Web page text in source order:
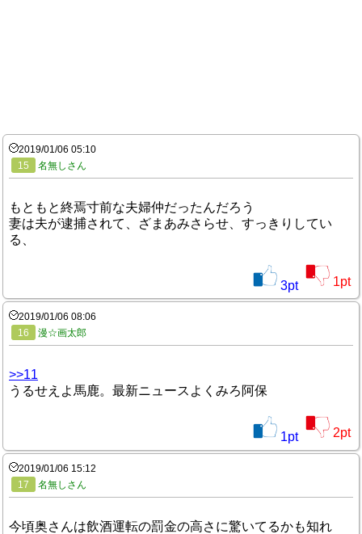
2019/01/06 05:10
15
名無しさん
もともと終焉寸前な夫婦仲だったんだろう
妻は夫が逮捕されて、ざまあみさらせ、すっきりしてい
る、
3pt 1pt
2019/01/06 08:06
16
漫☆画太郎
>>11
うるせえよ馬鹿。最新ニュースよくみろ阿保
1pt 2pt
2019/01/06 15:12
17
名無しさん
今頃奥さんは飲酒運転の罰金の高さに驚いてるかも知れ